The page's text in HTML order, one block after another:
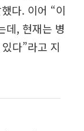
다. 이어 “이
데, 현재는 병
다”라고 지